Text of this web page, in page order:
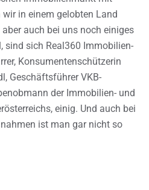
wir in einem gelobten Land
auch bei uns noch einiges
sind sich Real360 Immobilien-
Konsumentenschützerin
Geschäftsführer VKB-
der Immobilien- und
einig. Und auch bei
ist man gar nicht so